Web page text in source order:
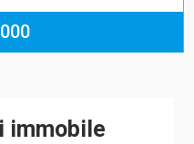
immobile